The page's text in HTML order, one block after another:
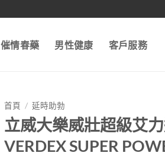
催情春藥 男性健康 客戶服務
首頁 / 延時助勃
立威大樂威壯超級艾
VERDEX SUPER